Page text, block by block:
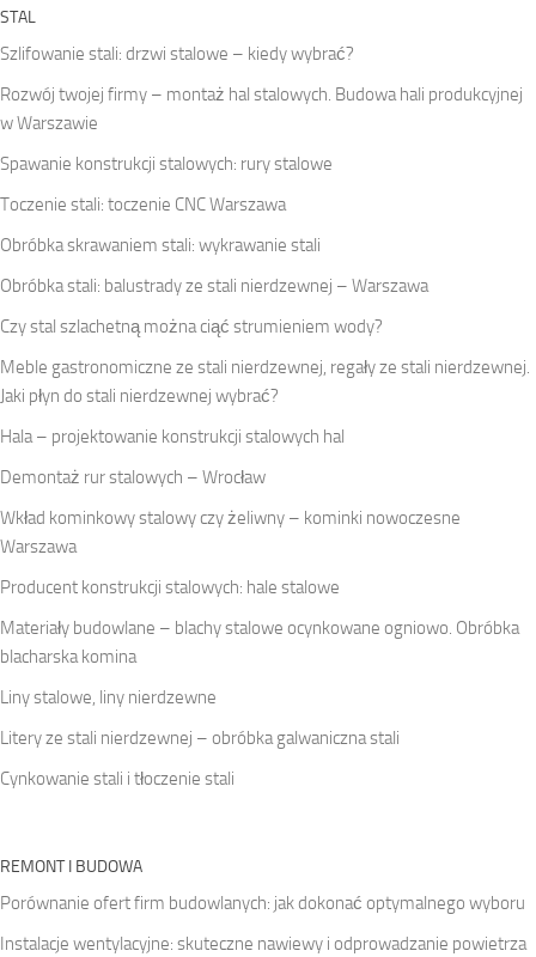
STAL
Szlifowanie stali: drzwi stalowe – kiedy wybrać?
Rozwój twojej firmy – montaż hal stalowych. Budowa hali produkcyjnej
w Warszawie
Spawanie konstrukcji stalowych: rury stalowe
Toczenie stali: toczenie CNC Warszawa
Obróbka skrawaniem stali: wykrawanie stali
Obróbka stali: balustrady ze stali nierdzewnej – Warszawa
Czy stal szlachetną można ciąć strumieniem wody?
Meble gastronomiczne ze stali nierdzewnej, regały ze stali nierdzewnej.
Jaki płyn do stali nierdzewnej wybrać?
Hala – projektowanie konstrukcji stalowych hal
Demontaż rur stalowych – Wrocław
Wkład kominkowy stalowy czy żeliwny – kominki nowoczesne
Warszawa
Producent konstrukcji stalowych: hale stalowe
Materiały budowlane – blachy stalowe ocynkowane ogniowo. Obróbka
blacharska komina
Liny stalowe, liny nierdzewne
Litery ze stali nierdzewnej – obróbka galwaniczna stali
Cynkowanie stali i tłoczenie stali
REMONT I BUDOWA
Porównanie ofert firm budowlanych: jak dokonać optymalnego wyboru
Instalacje wentylacyjne: skuteczne nawiewy i odprowadzanie powietrza